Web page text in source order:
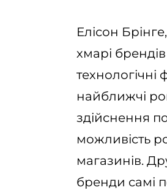
Елісон
хмарі
найближчі
здійснення
можливість
магазинів.
бренди самі